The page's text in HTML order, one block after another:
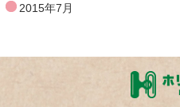
2015年7月